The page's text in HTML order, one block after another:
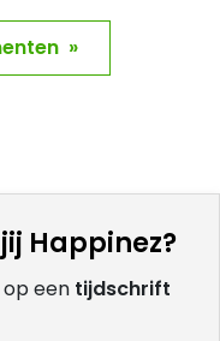
»
Happinez?
een tijdschrift